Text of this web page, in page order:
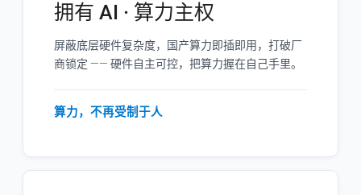
拥有 AI · 算力主权
屏蔽底层硬件复杂度，国产算力即插即用，打破厂
商锁定 —— 硬件自主可控，把算力握在自己手里。
算力，不再受制于人